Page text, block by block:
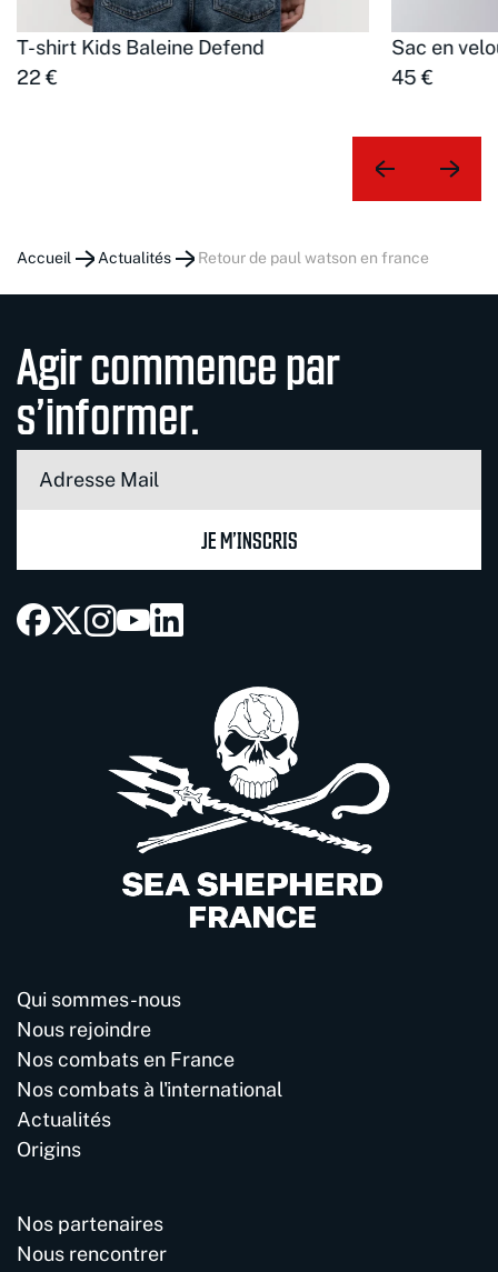
T-shirt Kids Baleine Defend
22 €
Sac en
45 €
Accueil Actualités retour de paul watson en france
Agir commence par
s’informer.
JE M’INSCRIS
Qui sommes-nous
Nous rejoindre
Nos combats en France
Nos combats à l'international
Actualités
Origins
Nos partenaires
Nous rencontrer